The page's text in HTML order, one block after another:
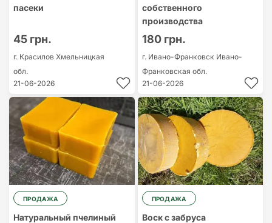
пасеки
45 грн.
г. Красилов Хмельницкая
обл.
21-06-2026
собственного
производства
180 грн.
г. Ивано-Франковск Ивано-
Франковская обл.
21-06-2026
ПРОДАЖА
Натуральный пчелиный
ПРОДАЖА
Воск с забруса